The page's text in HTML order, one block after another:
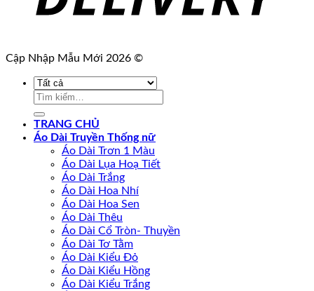
Cập Nhập Mẫu Mới 2026 ©
Tìm
TRANG CHỦ
Áo Dài Truyền Thống nữ
Áo Dài Trơn 1 Màu
Áo Dài Lụa Hoạ Tiết
Áo Dài Trắng
Áo Dài Hoa Nhí
Áo Dài Hoa Sen
Áo Dài Thêu
Áo Dài Cổ Tròn- Thuyền
Áo Dài Tơ Tằm
Áo Dài Kiểu Đỏ
Áo Dài Kiểu Hồng
Áo Dài Kiểu Trắng